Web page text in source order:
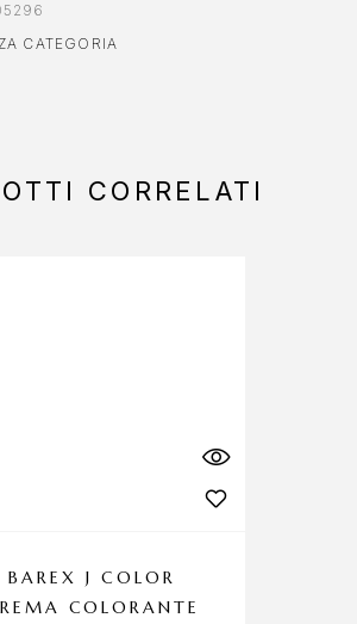
CATEGORIA
CORRELATI
BAREX J COLOR
COLORANTE